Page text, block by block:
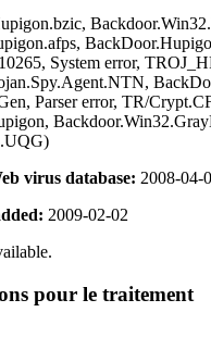
System error,
Parser error, TR/
virus database: 2008-04-
2009-02-02
pour le traitement